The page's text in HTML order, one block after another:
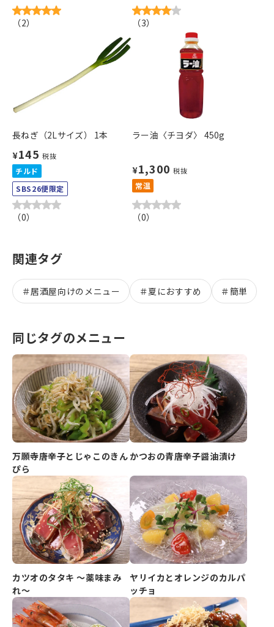
（2） （3）
長ねぎ（2Lサイズ） 1本
¥145 税抜
チルド
SBS26便限定
（0）
ラー油〈チヨダ〉 450g
¥1,300 税抜
常温
（0）
関連タグ
＃居酒屋向けのメニュー ＃夏におすすめ ＃簡単
同じタグのメニュー
万願寺唐辛子とじゃこのきん
ぴら
かつおの青唐辛子醤油漬け
カツオのタタキ ～薬味まみ
れ～
ヤリイカとオレンジのカルパ
ッチョ